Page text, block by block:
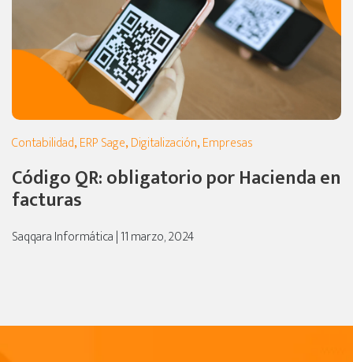
Contabilidad,ERP Sage,Digitalización,Empresas
Código QR: obligatorio por Hacienda en
facturas
Saqqara Informática | 11 marzo, 2024